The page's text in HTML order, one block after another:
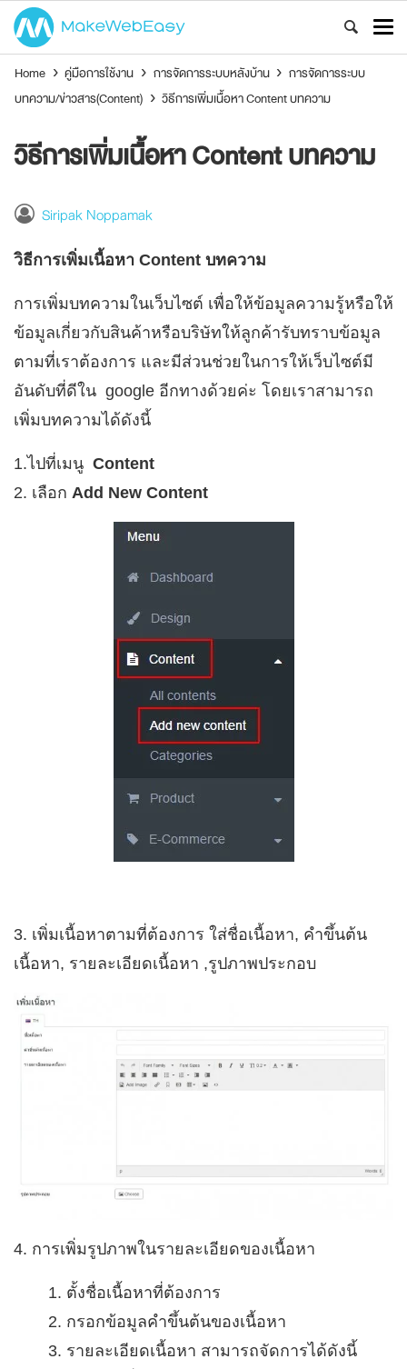
Home › คู่มือการใช้งาน › การจัดการระบบหลังบ้าน › การจัดการระบบ
บทความ/ข่าวสาร(Content) › วิธีการเพิ่มเนื้อหา Content บทความ
วิธีการเพิ่มเนื้อหา Content บทความ
Siripak Noppamak
วิธีการเพิ่มเนื้อหา Content บทความ
การเพิ่มบทความในเว็บไซต์ เพื่อให้ข้อมูลความรู้หรือให้
ข้อมูลเกี่ยวกับสินค้าหรือบริษัทให้ลูกค้ารับทราบข้อมูล
ตามที่เราต้องการ และมีส่วนช่วยในการให้เว็บไซต์มี
อันดับที่ดีใน google อีกทางด้วยค่ะ โดยเราสามารถ
เพิ่มบทความได้ดังนี้
1.ไปที่เมนู Content
2. เลือก Add New Content
3. เพิ่มเนื้อหาตามที่ต้องการ ใส่ชื่อเนื้อหา, คำขึ้นต้น
เนื้อหา, รายละเอียดเนื้อหา ,รูปภาพประกอบ
4. การเพิ่มรูปภาพในรายละเอียดของเนื้อหา
ตั้งชื่อเนื้อหาที่ต้องการ
กรอกข้อมูลคำขึ้นต้นของเนื้อหา
รายละเอียดเนื้อหา สามารถจัดการได้ดังนี้